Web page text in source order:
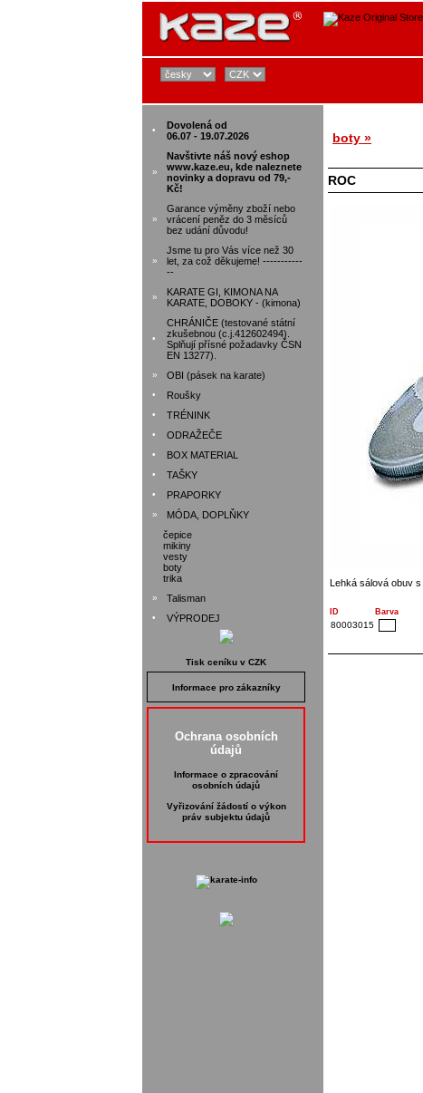
•
Dovolená od
06.07 - 19.07.2026
»
Navštivte náš nový eshop
www.kaze.eu, kde naleznete
novinky a dopravu od 79,-
Kč!
»
Garance výměny zboží nebo
vrácení peněz do 3 měsíců
bez udání důvodu!
»
Jsme tu pro Vás více než 30
let, za což děkujeme! -----------
--
»
KARATE GI, KIMONA NA
KARATE, DOBOKY - (kimona)
•
CHRÁNIČE (testované státní
zkušebnou (c.j.412602494).
Splňují přísné požadavky ČSN
EN 13277).
» OBI (pásek na karate)
• Roušky
• TRÉNINK
• ODRAŽEČE
• BOX MATERIAL
• TAŠKY
• PRAPORKY
»
MÓDA, DOPLŇKY
čepice
mikiny
vesty
boty
trika
» Talisman
• VÝPRODEJ
Tisk ceníku v CZK
Informace pro zákazníky
Ochrana osobních
údajů
Informace o zpracování
osobních údajů
Vyřizování žádostí o výkon
práv subjektu údajů
boty »
ROC
Lehká sálová obuv
ID Barva
80003015